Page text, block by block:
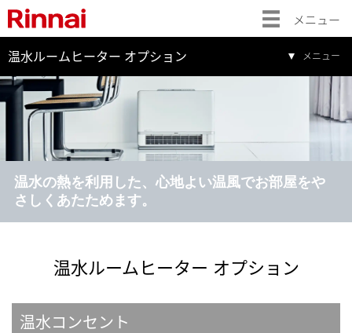
メニュー
温水ルームヒーター オプション メニュー
温水の熱を利用した、心地よい温風でお部屋をや
さしくあたためます。
温水ルームヒーター オプション
温水コンセント